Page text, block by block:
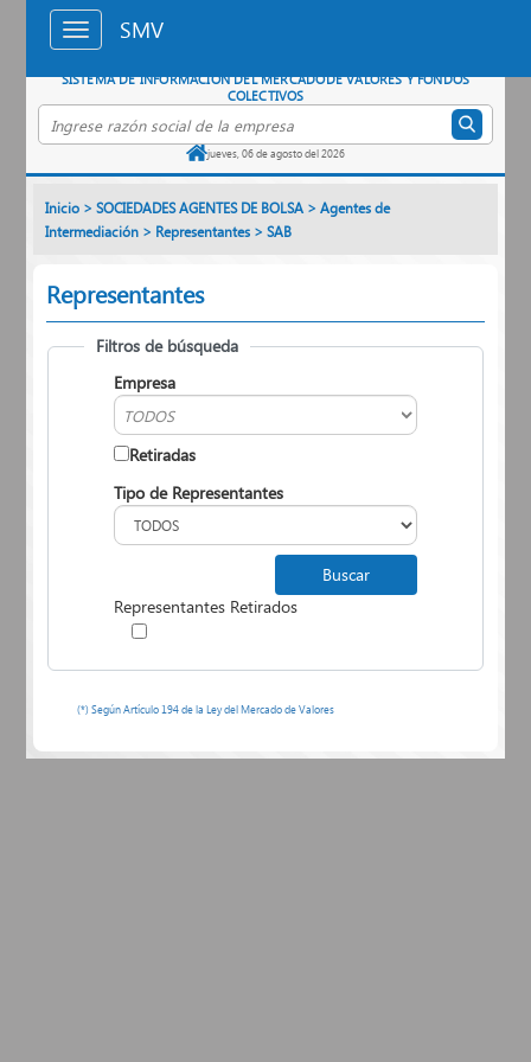
Saltar al contenido principal
SISTEMA DE INFORMACIÓN DEL MERCADODE VALORES Y FONDOS
COLECTIVOS
Buscar empresa por razón social
jueves, 06 de agosto del 2026
SMV
Inicio >SOCIEDADES AGENTES DE BOLSA >Agentes de
Intermediación > Representantes >SAB
Representantes
Filtros de búsqueda
Empresa
Retiradas
Tipo de Representantes
Representantes Retirados
(*) Según Artículo 194 de la Ley del Mercado de Valores